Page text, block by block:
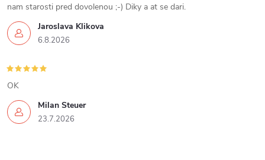
Jaroslava Klikova
6.8.2026
nam starosti pred dovolenou ;-) Diky a at se dari.
Milan Steuer
23.7.2026
OK